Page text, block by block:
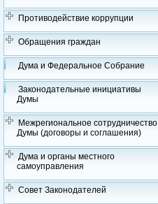
Противодействие коррупции
Обращения граждан
Дума и Федеральное Собрание
Законодательные инициативы
Думы
Межрегиональное сотрудничество
Думы (договоры и соглашения)
Дума и органы местного
самоуправления
Совет Законодателей